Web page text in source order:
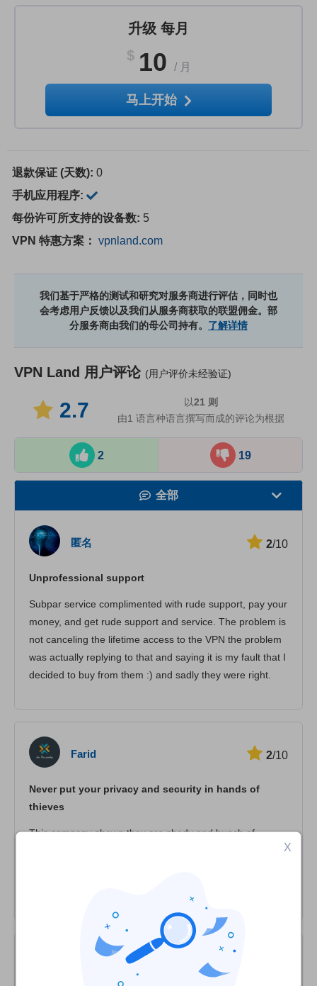
升级 每月
$ 10 / 月
马上开始
退款保证 (天数): 0
手机应用程序:
每份许可所支持的设备数: 5
VPN 特惠方案： vpnland.com
我们基于严格的测试和研究对服务商进行评估，同时也
会考虑用户反馈以及我们从服务商获取的联盟佣金。部
分服务商由我们的母公司持有。 了解详情
VPN Land 用户评论 (用户评价未经验证)
2.7 以21 则
由1 语言种语言撰写而成的评论为根据
2 19
全部
客服
匿名 2/10
Unprofessional support
Subpar service complimented with rude support, pay your
money, and get rude support and service. The problem is
not canceling the lifetime access to the VPN the problem
was actually replying to that and saying it is my fault that I
decided to buy from them :) and sadly they were right.
Farid 2/10
Never put your privacy and security in hands of
thieves
This company shown they are shady and bunch of
X